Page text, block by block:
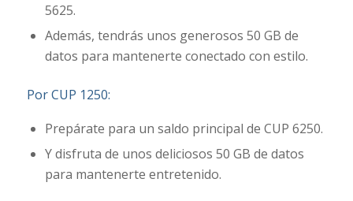
5625.
Además, tendrás unos generosos 50 GB de
datos para mantenerte conectado con estilo.
Por CUP 1250:
Prepárate para un saldo principal de CUP 6250.
Y disfruta de unos deliciosos 50 GB de datos
para mantenerte entretenido.